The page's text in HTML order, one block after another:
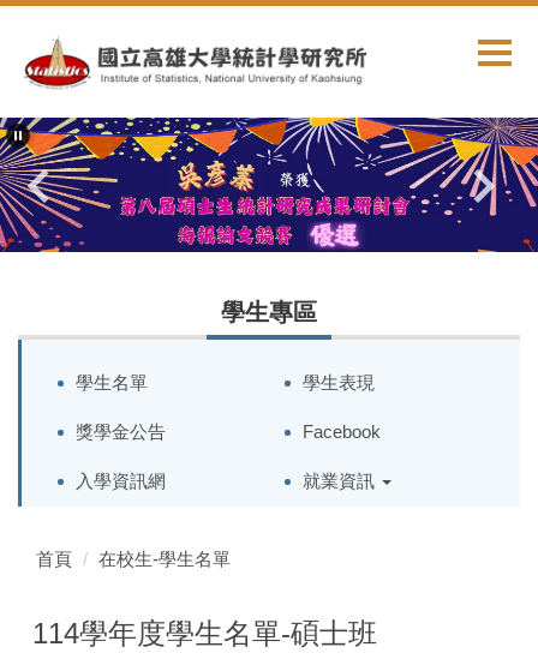
主
內
容
區
學生專區
學生名單 學生表現
獎學金公告 Facebook
入學資訊網 就業資訊
首頁 在校生-學生名單
114學年度學生名單-碩士班